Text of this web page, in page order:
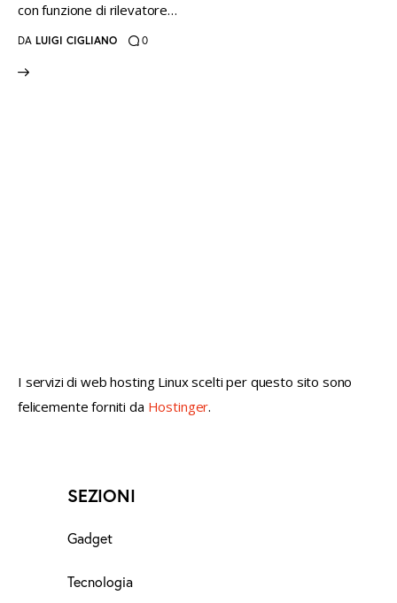
con funzione di rilevatore…
DA LUIGI CIGLIANO 0
I servizi di web hosting Linux scelti per questo sito sono
felicemente forniti da Hostinger.
SEZIONI
Gadget
Tecnologia